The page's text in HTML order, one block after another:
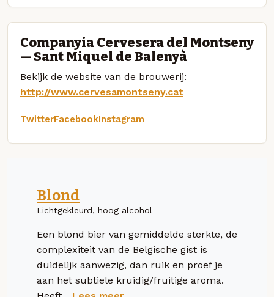
Companyia Cervesera del Montseny
— Sant Miquel de Balenyà
Bekijk de website van de brouwerij:
http://www.cervesamontseny.cat
TwitterFacebookInstagram
Blond
Lichtgekleurd, hoog alcohol
Een blond bier van gemiddelde sterkte, de
complexiteit van de Belgische gist is
duidelijk aanwezig, dan ruik en proef je
aan het subtiele kruidig/fruitige aroma.